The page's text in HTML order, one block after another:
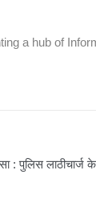
a hub of
: पुलिस लाठीचार्ज